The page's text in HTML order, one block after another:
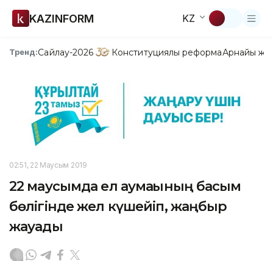
KAZINFORM KZ
Тренд:Сайлау-2026 Конституциялық реформаАрнайы
02:51, 22 Маусым 2019
22 маусымда ел аумағының басым
бөлігінде жел күшейіп, жаңбыр
жауады